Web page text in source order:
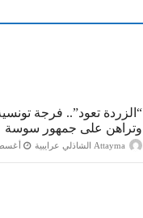
“الزردة تعود”.. فرجة
وتراهن على جمهور سوسة
Attayma الشاذلي عرايبية أغسطس